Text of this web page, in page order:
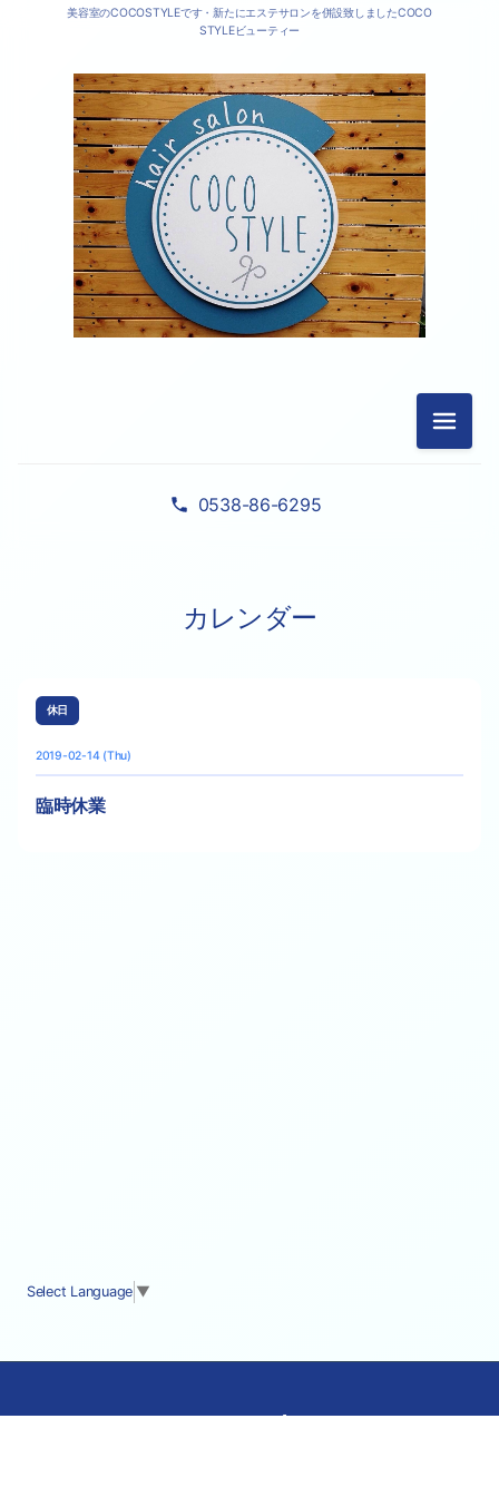
0538-86-6295
美容室のCOCOSTYLEです・新たにエステサロンを併設致しましたCOCO
STYLEビューティー
メニュ
カレンダー
休日
2019-02-14 (Thu)
臨時休業
Select Language ▼
cocostyle